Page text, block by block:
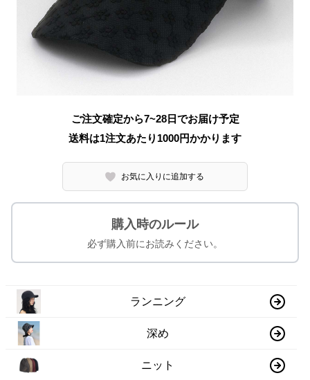
ご注文確定から7~28日でお届け予定
送料は1注文あたり 1000円かかります
お気に入りに追加する
購入時のルール
必ず購入前にお読みください。
ランニング
深め
ニット